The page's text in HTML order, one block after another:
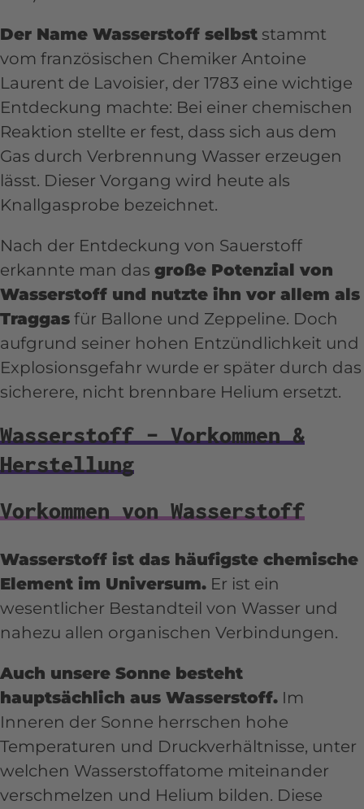
Senkung des
Oxidationsreduktionspotential (ORP)
Stärkung des Immunsystems und
Unterstützung der Zell- und
Gewebserneuerung
Optimierung des Stoffwechsels und
Energiesteigerung
Reduzierung von Allergien und
Verbesserung der
Gedächtnisleistung
Regulierung des Blutdruckes und
Stärkung von Knochen und
Gelenken
Senkung des Cholesterin- und
Blutzuckerspiegels
geringe Emissionen entstehen ist
Wasserstoff grundsätzlich
umweltfreundlich
. Um jedoch eine
konkrete Aussage über den Einfluss von
Wasserstoff auf die Umwelt zu tätigen,
müsste der gesamte Prozess der
Brennstoffkette, also von der
Primärenergie bis zur Endanwendung,
analysiert werden.
Der Name Wasserstoff selbst stammt
vom französischen Chemiker Antoine
Laurent de Lavoisier, der 1783 eine wichtige
Entdeckung machte: Bei einer chemischen
Reaktion stellte er fest, dass sich aus dem
Gas durch Verbrennung Wasser erzeugen
lässt. Dieser Vorgang wird heute als
Knallgasprobe bezeichnet.
Nach der Entdeckung von Sauerstoff
erkannte man das große Potenzial von
Wasserstoff und nutzte ihn vor allem als
Traggas für Ballone und Zeppeline. Doch
aufgrund seiner hohen Entzündlichkeit und
Explosionsgefahr wurde er später durch das
sicherere, nicht brennbare Helium ersetzt.
Wasserstoff – Vorkommen &
Herstellung
Vorkommen von Wasserstoff
Wasserstoff ist das häufigste chemische
Element im Universum. Er ist ein
wesentlicher Bestandteil von Wasser und
nahezu allen organischen Verbindungen.
Auch unsere Sonne besteht
hauptsächlich aus Wasserstoff. Im
Inneren der Sonne herrschen hohe
Temperaturen und Druckverhältnisse, unter
welchen Wasserstoffatome miteinander
verschmelzen und Helium bilden. Diese